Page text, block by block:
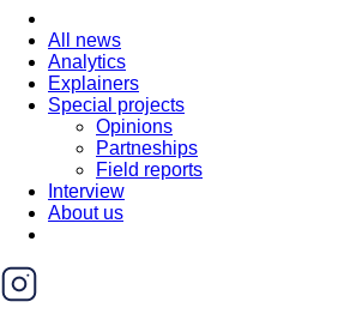
All news
Analytics
Explainers
Special projects
Opinions
Partneships
Field reports
Interview
About us